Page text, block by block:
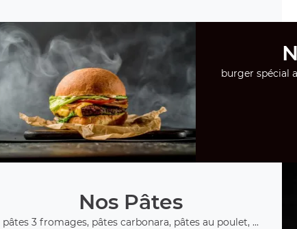
burger spécial
Nos Pâtes
pâtes 3 fromages, pâtes carbonara, pâtes au poulet, ...